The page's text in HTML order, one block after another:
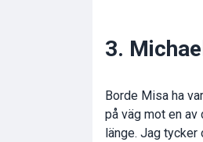
3.
Borde Misa ha
på väg mot en
länge. Jag